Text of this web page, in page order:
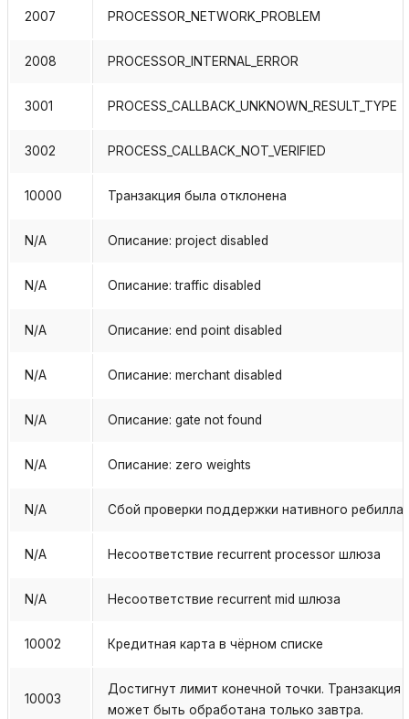
2007 PROCESSOR_NETWORK_PROBLEM
2008 PROCESSOR_INTERNAL_ERROR
3001 PROCESS_CALLBACK_UNKNOWN_RESULT_TYPE
3002 PROCESS_CALLBACK_NOT_VERIFIED
10000 Транзакция была отклонена
N/A Описание: project disabled
N/A Описание: traffic disabled
N/A Описание: end point disabled
N/A Описание: merchant disabled
N/A Описание: gate not found
N/A Описание: zero weights
N/A Сбой проверки поддержки нативного ребилла
N/A Несоответствие recurrent processor шлюза
N/A Несоответствие recurrent mid шлюза
10002 Кредитная карта в чёрном списке
10003
Достигнут лимит конечной точки. Транзакция
может быть обработана только завтра.